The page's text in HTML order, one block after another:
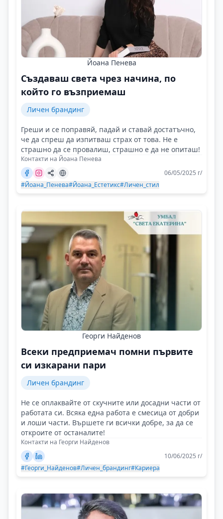
Йоана Пенева
Създаваш света чрез начина, по
който го възприемаш
Личен брандинг
Греши и се поправяй, падай и ставай достатъчно,
че да спреш да изпитваш страх от това. Не е
страшно да се провалиш, страшно е да не опиташ!
Контакти на Йоана Пенева
06/05/2025 г/
#Йоана_Пенева#Йоана_Естетикс#Личен_стил
Георги Найденов
Всеки предприемач помни първите
си изкарани пари
Личен брандинг
Не се оплаквайте от скучните или досадни части от
работата си. Всяка една работа е смесица от добри
и лоши части. Вършете ги всички добре, за да се
откроите от останалите!
Контакти на Георги Найденов
10/06/2025 г/
#Георги_Найденов#Личен_брандинг#Кариера